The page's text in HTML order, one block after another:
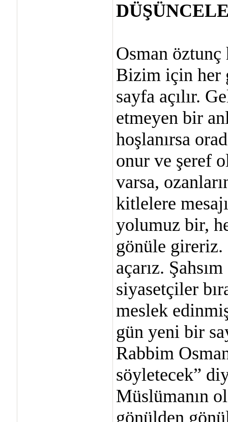
Osman öztunç
Bizim için her
sayfa açılır.
etmeyen bir
hoşlanırsa
onur ve şeref
varsa,
kitlelere
yolumuz bir,
gönüle gireriz.
açarız.
siyasetçiler
meslek
gün yeni bir
Rabbim
söyletecek”
Müslümanın
gönülden